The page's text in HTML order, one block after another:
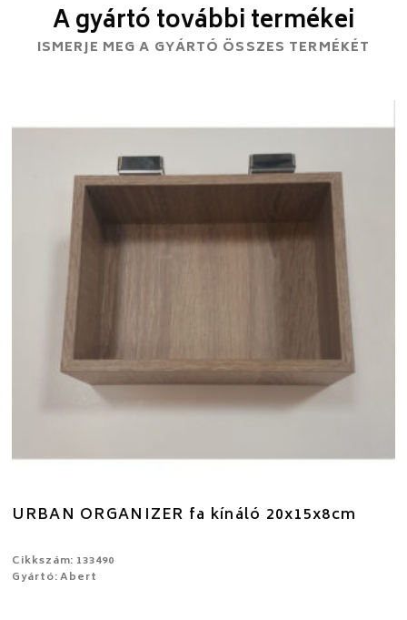
A gyártó további termékei
ISMERJE MEG A GYÁRTÓ ÖSSZES TERMÉKÉT
URBAN ORGANIZER fa kínáló 20x15x8cm
Cikkszám: 133490
Gyártó: Abert